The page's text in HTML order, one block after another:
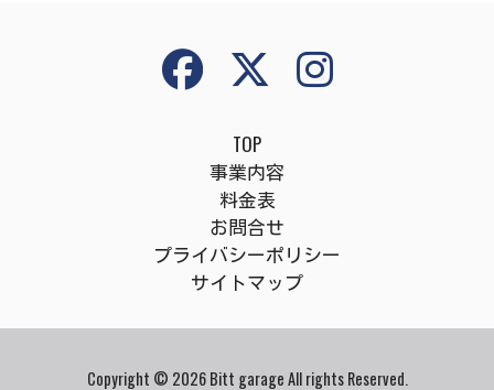
TOP
事業内容
料金表
お問合せ
プライバシーポリシー
サイトマップ
Copyright © 2026 Bitt garage All rights Reserved.